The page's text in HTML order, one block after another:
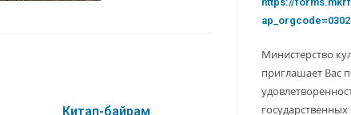
Китап-байрам
Министерство
приглашает Вас